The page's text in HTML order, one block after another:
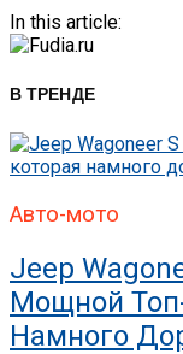
In this article:
В ТРЕНДЕ
Авто-мото
Jeep
Мощной
Намного